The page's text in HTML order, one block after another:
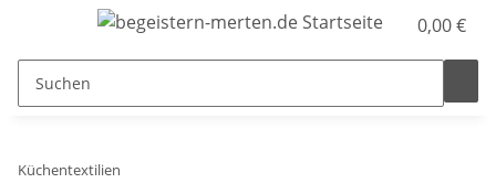
0,00 €
Küchentextilien